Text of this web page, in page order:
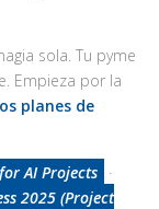
sola. Tu pyme
Empieza por la
planes de
AI Projects ·
2025 (Project